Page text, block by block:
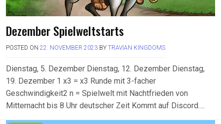
Dezember Spielweltstarts
POSTED ON 22. NOVEMBER 2023 BY TRAVIAN KINGDOMS
Dienstag, 5. Dezember Dienstag, 12. Dezember Dienstag,
19. Dezember 1 x3 = x3 Runde mit 3-facher
Geschwindigkeit2 n = Spielwelt mit Nachtfrieden von
Mitternacht bis 8 Uhr deutscher Zeit Kommt auf Discord….